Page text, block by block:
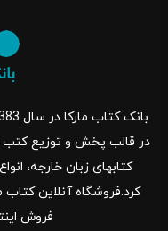
در قالب پخش و توزیع
فروش